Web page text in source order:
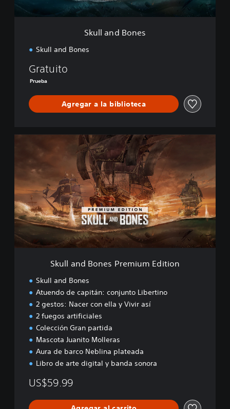
e
Skull and Bones
Skull and Bones
Gratuito
Prueba
Agregar a la biblioteca
l
a
d
B
n
e
Skull and Bones Premium Edition
Skull and Bones
Atuendo de capitán: conjunto Libertino
2 gestos: Nacer con ella y Vivir así
2 fuegos artificiales
Colección Gran partida
Mascota Juanito Molleras
Aura de barco Neblina plateada
Libro de arte digital y banda sonora
US$59.99